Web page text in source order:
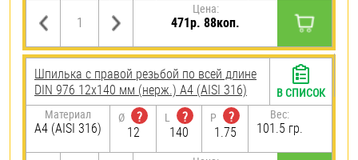
Цена:
471р. 88коп.
Шпилька с правой резьбой по всей длине
DIN 976 12х140 мм (нерж.) A4 (AISI 316)
Материал
A4 (AISI 316)
Ø
?
12
L
?
140
P
?
1.75
Вес:
101.5 гр.
В СПИСОК